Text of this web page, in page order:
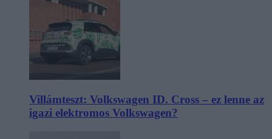
Villámteszt: Volkswagen ID. Cross – ez lenne az
igazi elektromos Volkswagen?